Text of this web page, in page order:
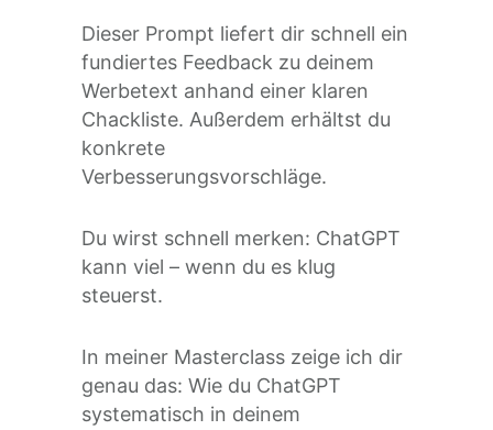
Dieser Prompt liefert dir schnell ein
fundiertes Feedback zu deinem
Werbetext anhand einer klaren
Chackliste. Außerdem erhältst du
konkrete
Verbesserungsvorschläge.
Du wirst schnell merken: ChatGPT
kann viel – wenn du es klug
steuerst.
In meiner Masterclass zeige ich dir
genau das: Wie du ChatGPT
systematisch in deinem